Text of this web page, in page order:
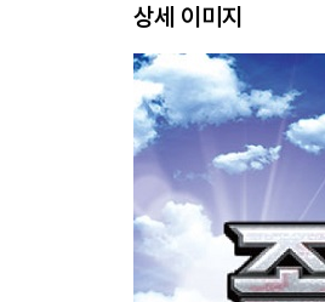
상세 이미지